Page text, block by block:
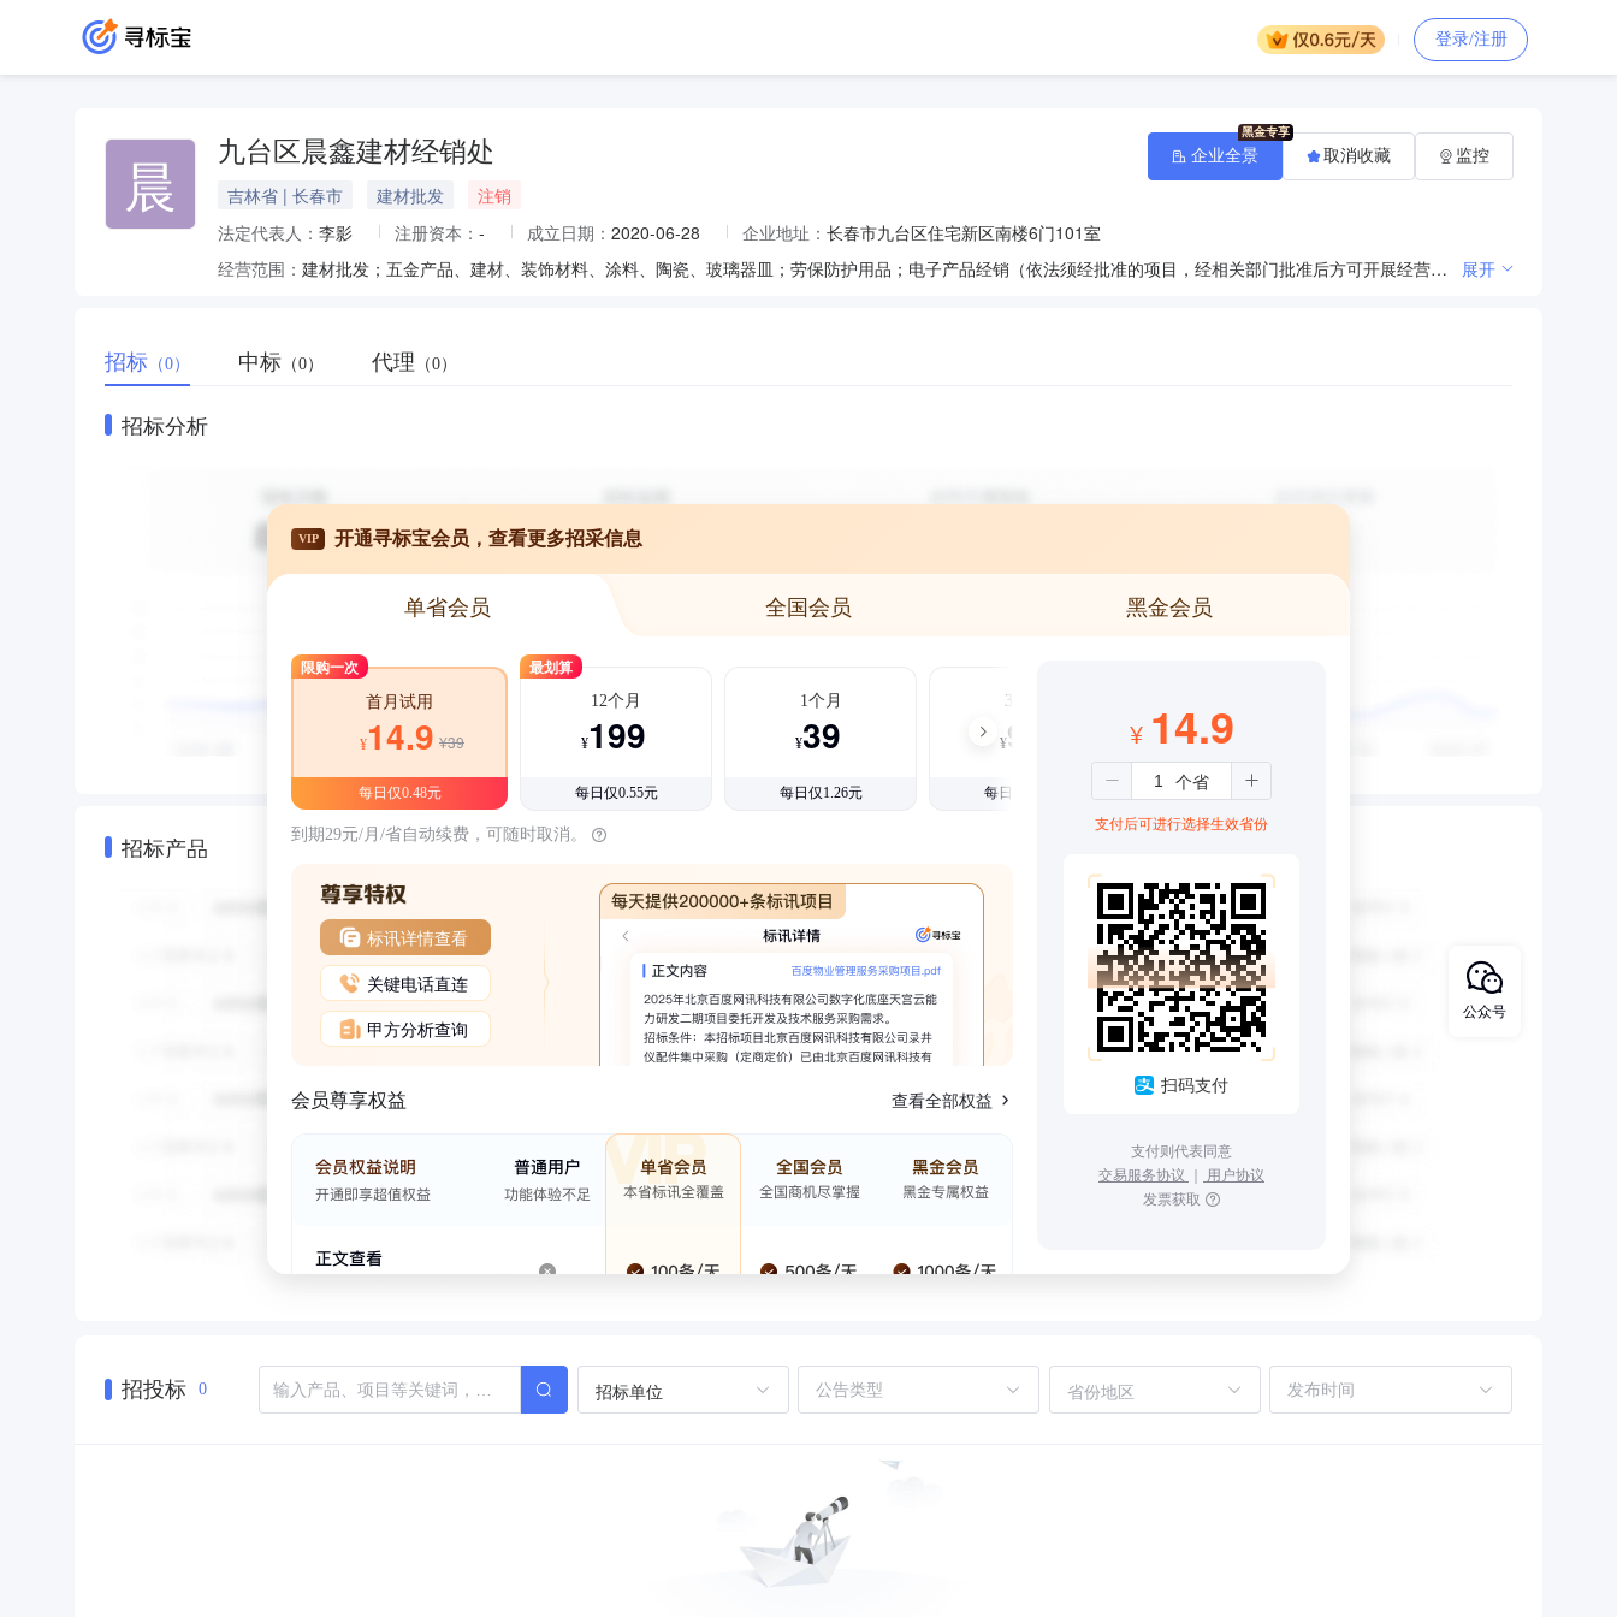
登录/注册
晨 九台区晨鑫建材经销处
吉林省 | 长春市 建材批发
注销
法定代表人： 李影 注册资本： - 成立日期： 2020-06-28 企业地址： 长春市九台区住宅新区南楼6门101室
经营范围：
建材批发；五金产品、建材、装饰材料、涂料、陶瓷、玻璃器皿；劳保防护用品；电子产品经销（依法须经批准的项目，经相关部门批准后方可开展经营活动）。 展开
企业全景 取消收藏 监控
招标 （0） 中标 （0） 代理 （0）
招标分析
招标产品
VIP 开通寻标宝会员，查看更多招采信息
单省会员 全国会员 黑金会员
限购一次
首月试用
¥14.9 ¥39
每日仅0.48元
最划算
12个月
¥199
每日仅0.55元
1个月
¥39
每日仅1.26元
3个月
¥99
每日仅1.08元
到期29元/月/省自动续费，可随时取消。
标讯详情查看
关键电话直连
甲方分析查询
会员尊享权益 查看全部权益
¥ 14.9
支付后可进行选择生效省份
扫码支付
支付则代表同意
交易服务协议 ｜ 用户协议
发票获取
招投标 0 招标单位 省份地区
公众号